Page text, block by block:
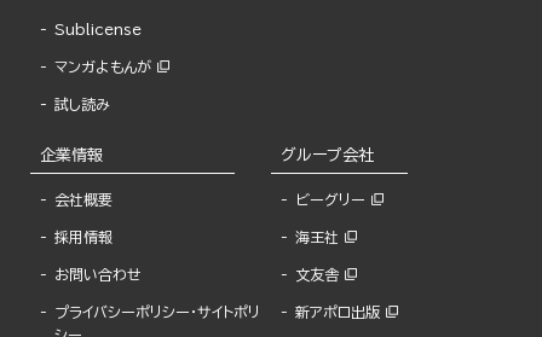
Sublicense
マンガよもんが
試し読み
企業情報
会社概要
採用情報
お問い合わせ
プライバシーポリシー・サイトポリ
シー
グループ会社
ビーグリー
海王社
文友舎
新アポロ出版